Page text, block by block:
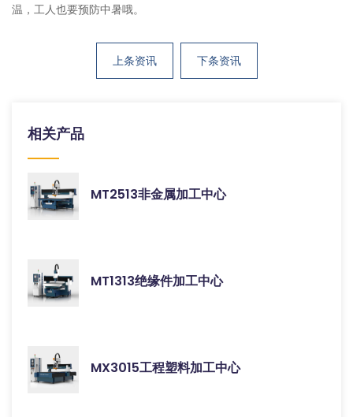
温，工人也要预防中暑哦。
上条资讯 下条资讯
相关产品
MT2513非金属加工中心
MT1313绝缘件加工中心
MX3015工程塑料加工中心